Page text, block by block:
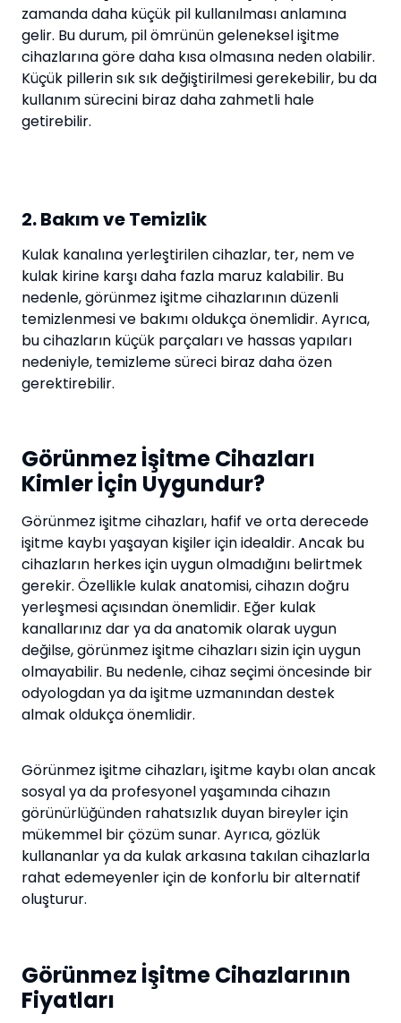
zamanda daha küçük pil kullanılması anlamına
gelir. Bu durum, pil ömrünün geleneksel işitme
cihazlarına göre daha kısa olmasına neden olabilir.
Küçük pillerin sık sık değiştirilmesi gerekebilir, bu da
kullanım sürecini biraz daha zahmetli hale
getirebilir.
2. Bakım ve Temizlik
Kulak kanalına yerleştirilen cihazlar, ter, nem ve
kulak kirine karşı daha fazla maruz kalabilir. Bu
nedenle, görünmez işitme cihazlarının düzenli
temizlenmesi ve bakımı oldukça önemlidir. Ayrıca,
bu cihazların küçük parçaları ve hassas yapıları
nedeniyle, temizleme süreci biraz daha özen
gerektirebilir.
Görünmez İşitme Cihazları
Kimler İçin Uygundur?
Görünmez işitme cihazları, hafif ve orta derecede
işitme kaybı yaşayan kişiler için idealdir. Ancak bu
cihazların herkes için uygun olmadığını belirtmek
gerekir. Özellikle kulak anatomisi, cihazın doğru
yerleşmesi açısından önemlidir. Eğer kulak
kanallarınız dar ya da anatomik olarak uygun
değilse, görünmez işitme cihazları sizin için uygun
olmayabilir. Bu nedenle, cihaz seçimi öncesinde bir
odyologdan ya da işitme uzmanından destek
almak oldukça önemlidir.
Görünmez işitme cihazları, işitme kaybı olan ancak
sosyal ya da profesyonel yaşamında cihazın
görünürlüğünden rahatsızlık duyan bireyler için
mükemmel bir çözüm sunar. Ayrıca, gözlük
kullananlar ya da kulak arkasına takılan cihazlarla
rahat edemeyenler için de konforlu bir alternatif
oluşturur.
Görünmez İşitme Cihazlarının
Fiyatları